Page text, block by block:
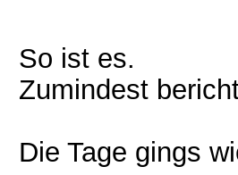
So ist es.
Zumindest
Die Tage gings